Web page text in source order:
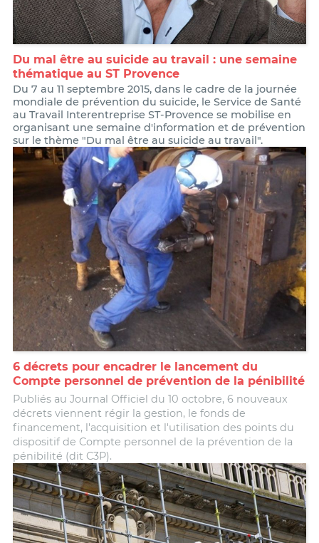
Du mal être au suicide au travail : une semaine
thématique au ST Provence
Du 7 au 11 septembre 2015, dans le cadre de la journée
mondiale de prévention du suicide, le Service de Santé
au Travail Interentreprise ST-Provence se mobilise en
organisant une semaine d'information et de prévention
sur le thème "Du mal être au suicide au travail".
6 décrets pour encadrer le lancement du
Compte personnel de prévention de la pénibilité
Publiés au Journal Officiel du 10 octobre, 6 nouveaux
décrets viennent régir la gestion, le fonds de
financement, l'acquisition et l'utilisation des points du
dispositif de Compte personnel de la prévention de la
pénibilité (dit C3P).